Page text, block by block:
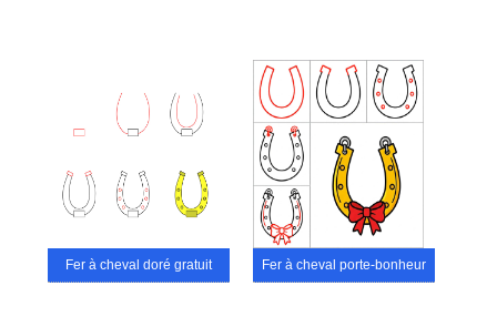
Fer à cheval doré gratuit Fer à cheval porte-bonheur